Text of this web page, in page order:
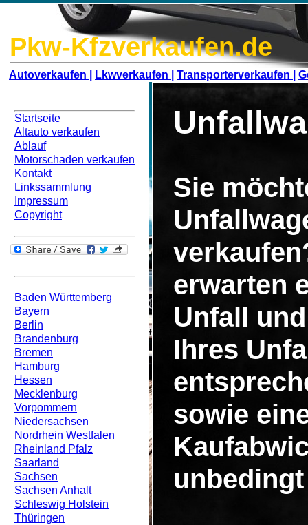
Pkw-Kfzverkaufen.de
Autoverkaufen | Lkwverkaufen | Transporterverkaufen |
Startseite
Altauto verkaufen
Ablauf
Motorschaden verkaufen
Kontakt
Linkssammlung
Impressum
Copyright
Baden Württemberg
Bayern
Berlin
Brandenburg
Bremen
Hamburg
Hessen
Mecklenburg
Vorpommern
Niedersachsen
Nordrhein Westfalen
Rheinland Pfalz
Saarland
Sachsen
Sachsen Anhalt
Schleswig Holstein
Thüringen
Sie
erwarten
Unfall
Ihres
sowie